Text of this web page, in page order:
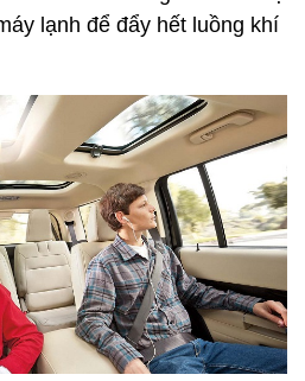
lạnh để đẩy hết luồng khí